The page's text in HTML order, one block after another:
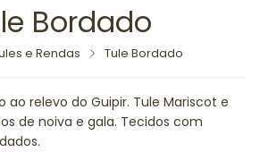
Bordado
e Rendas Tule Bordado
ao relevo do Guipir. Tule Mariscot e
de noiva e gala. Tecidos com